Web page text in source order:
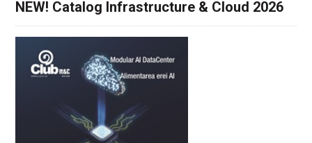
NEW! Catalog Infrastructure & Cloud 2026